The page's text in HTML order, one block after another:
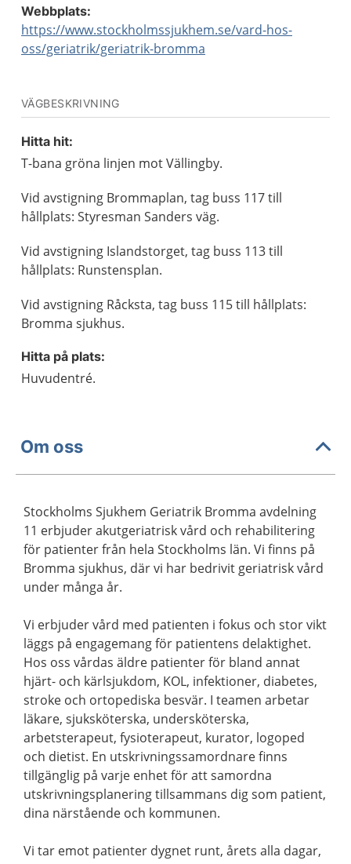
Webbplats:
https://www.stockholmssjukhem.se/vard-hos-
oss/geriatrik/geriatrik-bromma
VÄGBESKRIVNING
Hitta hit:
T-bana gröna linjen mot Vällingby.
Vid avstigning Brommaplan, tag buss 117 till
hållplats: Styresman Sanders väg.
Vid avstigning Islandstorget, tag buss 113 till
hållplats: Runstensplan.
Vid avstigning Råcksta, tag buss 115 till hållplats:
Bromma sjukhus.
Hitta på plats:
Huvudentré.
Om oss
Stockholms Sjukhem Geriatrik Bromma avdelning
11 erbjuder akutgeriatrisk vård och rehabilitering
för patienter från hela Stockholms län. Vi finns på
Bromma sjukhus, där vi har bedrivit geriatrisk vård
under många år.
Vi erbjuder vård med patienten i fokus och stor vikt
läggs på engagemang för patientens delaktighet.
Hos oss vårdas äldre patienter för bland annat
hjärt- och kärlsjukdom, KOL, infektioner, diabetes,
stroke och ortopediska besvär. I teamen arbetar
läkare, sjuksköterska, undersköterska,
arbetsterapeut, fysioterapeut, kurator, logoped
och dietist. En utskrivningssamordnare finns
tillgänglig på varje enhet för att samordna
utskrivningsplanering tillsammans dig som patient,
dina närstående och kommunen.
Vi tar emot patienter dygnet runt, årets alla dagar,